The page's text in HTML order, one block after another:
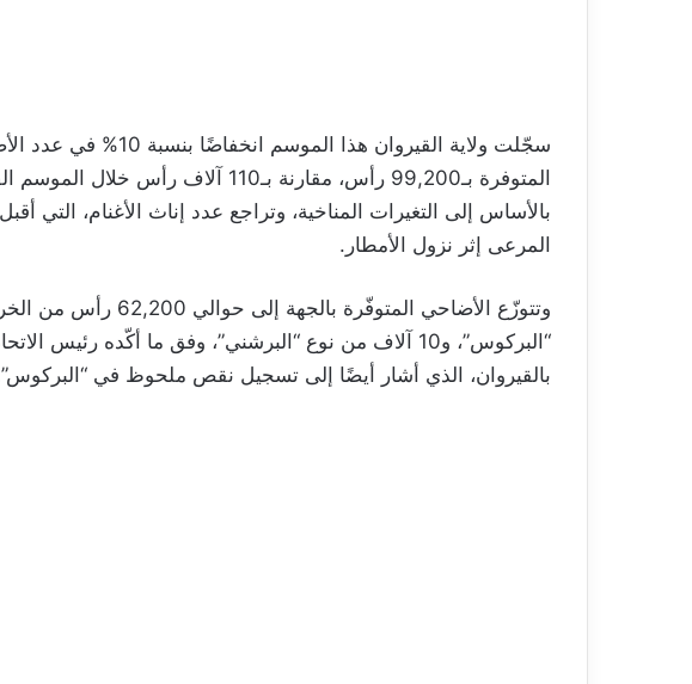
سجّلت ولاية القيروان هذا
المتوفرة بـ99,200 رأس، مقارنة بـ110
بالأساس إلى التغيرات المناخية، وتراجع عدد إناث الأغنام، التي
المرعى إثر نزول الأمطار.
“البركوس”، و10 آلاف من نوع “البرشني”، وفق ما أكّده رئيس
بالقيروان، الذي أشار أيضًا إلى تسجيل نقص ملحوظ في